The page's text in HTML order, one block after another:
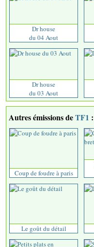
Dr house
du 04 Aout
Dr house
du 03 Aout
Autres émissions deTF1 :
Coup de foudre à paris
Le goût du détail